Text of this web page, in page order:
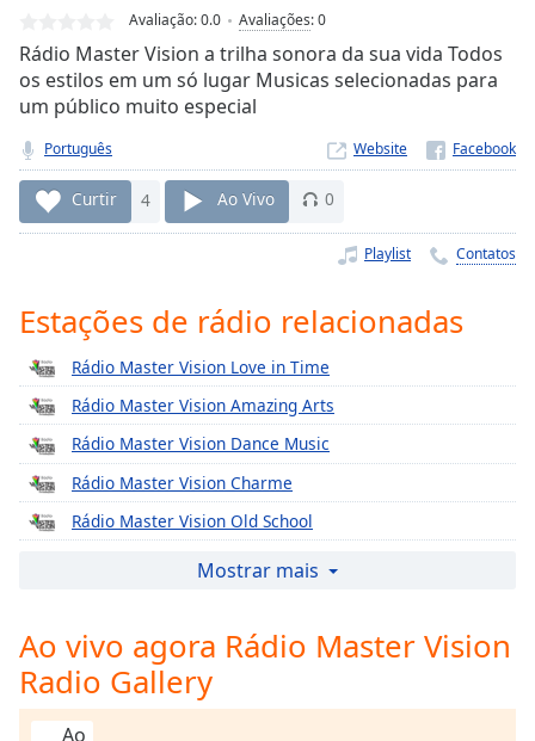
TypeLIVE
Seek to
live,
behind
live
LIVE
Remaining
Time-
Playback
Rate
Chapters
Chapters
Descriptions
descriptions
off,
subtitles
settings,
opens
Avaliação:0.0 Avaliações:0
Rádio Master Vision a trilha sonora da sua vida Todos
os estilos em um só lugar Musicas selecionadas para
um público muito especial
Português Website
Curtir 4 Ao Vivo 0
Playlist Contatos
Estações de rádio relacionadas
Rádio Master Vision Love in Time
Rádio Master Vision Amazing Arts
Rádio Master Vision Dance Music
Rádio Master Vision Charme
Rádio Master Vision Old School
Rádio Master Vision Crush
Rádio Master Vision Anos 80 Nacionais
Rádio Master Vision Deep House
Rádio Master Vision Anos 90
Mostrar mais
Ao vivo agora Rádio Master Vision
Radio Gallery
Ao